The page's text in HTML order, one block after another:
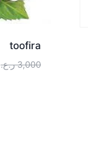
toofira
3,000 ر.ع.